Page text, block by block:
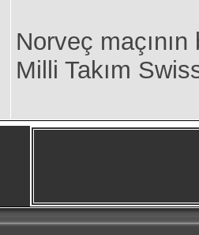
Norveç
Milli Takım